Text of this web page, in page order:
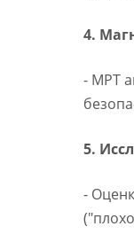
4.
- МРТ
5.
-